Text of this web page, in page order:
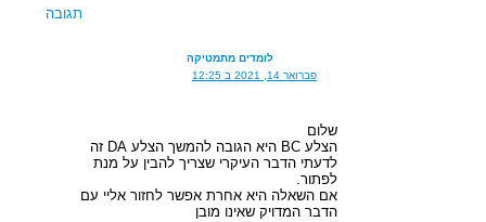
תגובה
לומדים מתמטיקה
פברואר 14, 2021 ב 12:25
שלום
הצלע BC היא הגובה להמשך הצלע DA זה
לדעתי הדבר העיקרי שצריך להבין על מנת
לפתור.
אם השאלה היא אחרת אפשר לחזור אליי עם
הדבר המדויק שאינו מובן